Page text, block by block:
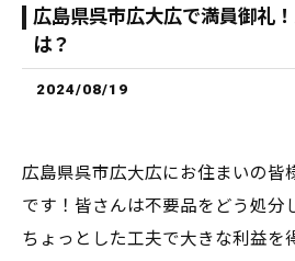
広島県呉市広大広で満員御礼
は？
2024/08/19
広島県呉市広大広にお住まいの皆
です！皆さんは不要品をどう処分
ちょっとした工夫で大きな利益を